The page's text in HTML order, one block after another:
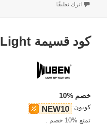
في
اترك تعليقًا
كود قسيمة WUBEN Light
خصم %10
كوبون: NEW10
تمتع %10 خصم .